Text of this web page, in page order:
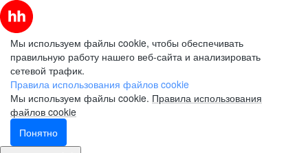
Мы используем файлы cookie, чтобы обеспечивать
правильную работу нашего веб-сайта и анализировать
сетевой трафик.
Правила использования файлов cookie
Мы используем файлы cookie. Правила использования
файлов cookie
Понятно